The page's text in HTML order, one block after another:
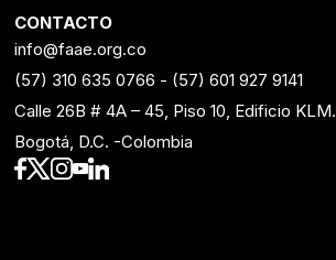
CONTACTO
info@faae.org.co
(57) 310 635 0766 - (57) 601 927 9141
Calle 26B # 4A – 45, Piso 10, Edificio KLM.
Bogotá, D.C. -Colombia